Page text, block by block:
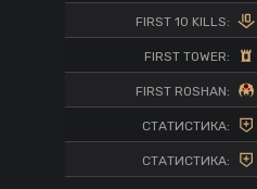
FIRST 10 KILLS:
FIRST TOWER:
FIRST ROSHAN:
СТАТИСТИКА:
СТАТИСТИКА: